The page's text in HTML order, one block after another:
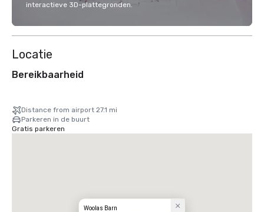
interactieve 3D-plattegronden.
Locatie
Bereikbaarheid
Distance from airport 27.1 mi
Parkeren in de buurt
Gratis parkeren
Woolas Barn